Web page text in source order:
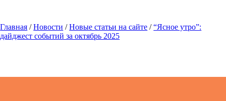
Главная /Новости /Новые статьи на сайте /“Ясное утро”:
дайджест событий за октябрь 2025